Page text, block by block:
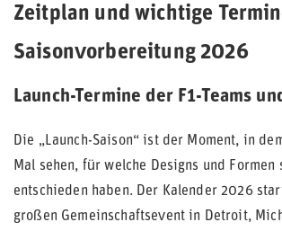
Zeitplan und wichtige
Saisonvorbereitung 2026
Launch-Termine der F1-Teams
Die „Launch-Saison“ ist der Moment, in
Mal sehen, für welche Designs und Formen
entschieden haben. Der Kalender 2026
großen Gemeinschaftsevent in Detroit,